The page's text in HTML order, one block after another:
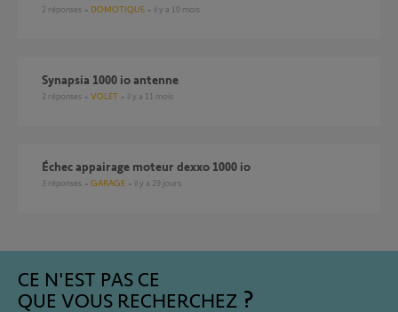
2 réponses DOMOTIQUE il y a 10 mois
Synapsia 1000 io antenne
2 réponses VOLET il y a 11 mois
Échec appairage moteur dexxo 1000 io
3 réponses GARAGE il y a 29 jours
CE N'EST PAS CE
QUE VOUS RECHERCHEZ